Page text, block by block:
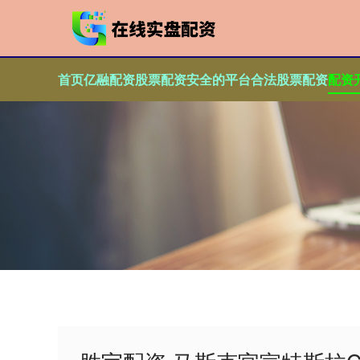
首页亿融配资股票配资安全的平台合法股票配资配资